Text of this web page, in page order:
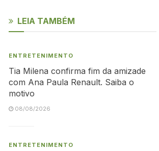
LEIA TAMBÉM
ENTRETENIMENTO
Tia Milena confirma fim da amizade
com Ana Paula Renault. Saiba o
motivo
08/08/2026
ENTRETENIMENTO